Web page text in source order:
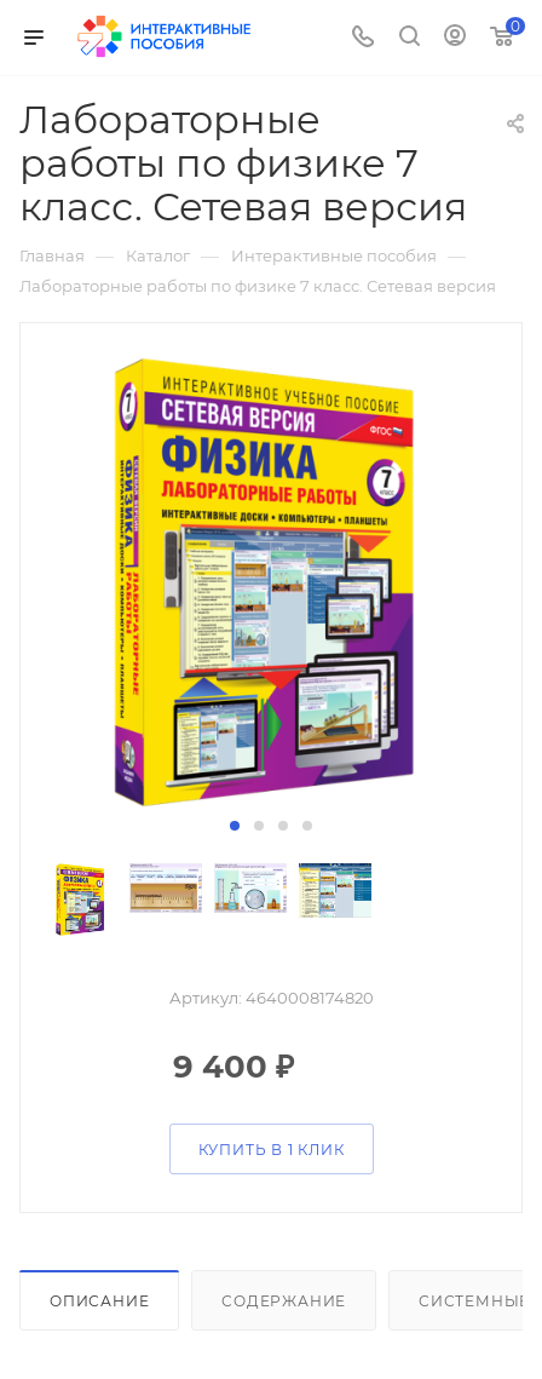
0
Лабораторные
работы по физике 7
класс. Сетевая версия
Главная — Каталог — Интерактивные пособия —
Лабораторные работы по физике 7 класс. Сетевая версия
Артикул: 4640008174820
9 400 ₽
КУПИТЬ В 1 КЛИК
ОПИСАНИЕ СОДЕРЖАНИЕ СИСТЕМНЫЕ